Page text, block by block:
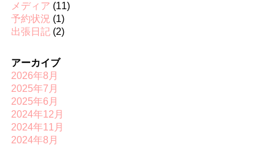
メディア (11)
予約状況 (1)
出張日記(2)
アーカイブ
2026年8月
2025年7月
2025年6月
2024年12月
2024年11月
2024年8月